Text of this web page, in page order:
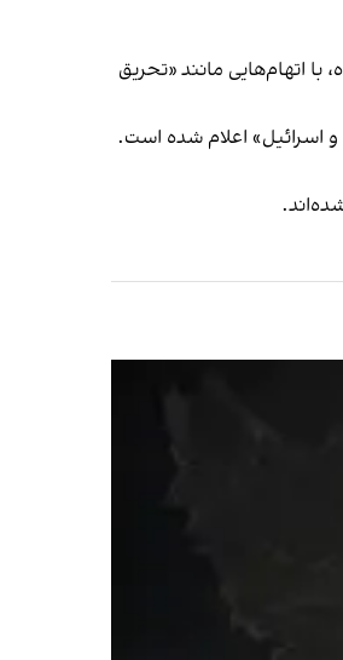
با اتهام‌هایی مانند «تحریق
اسرائیل» اعلام شده است.